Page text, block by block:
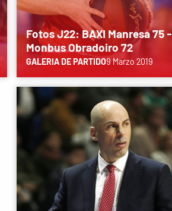
Fotos J22: BAXI Manresa 75 -
Monbus Obradoiro 72
GALERIA DE PARTIDO9 Marzo 2019